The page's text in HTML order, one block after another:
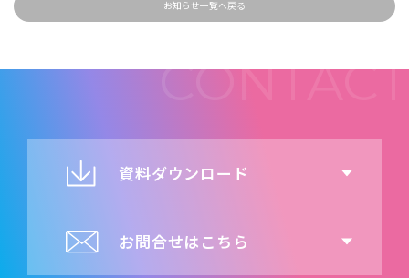
お知らせ一覧へ戻る
資料ダウンロード
お問合せはこちら